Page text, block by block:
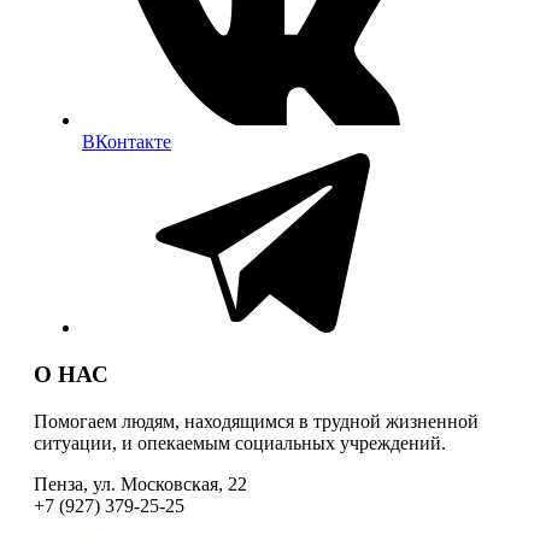
ВКонтакте
О НАС
Помогаем людям, находящимся в трудной жизненной
ситуации, и опекаемым социальных учреждений.
Пенза, ул. Московская, 22
+7 (927) 379-25-25